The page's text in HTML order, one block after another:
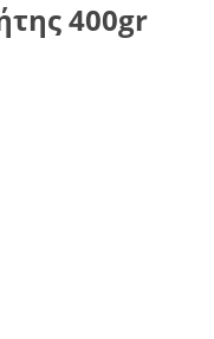
400gr